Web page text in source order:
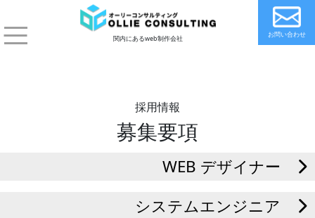
関内にあるweb制作会社 お問い合わせ
採用情報
募集要項
WEB デザイナー
システムエンジニア